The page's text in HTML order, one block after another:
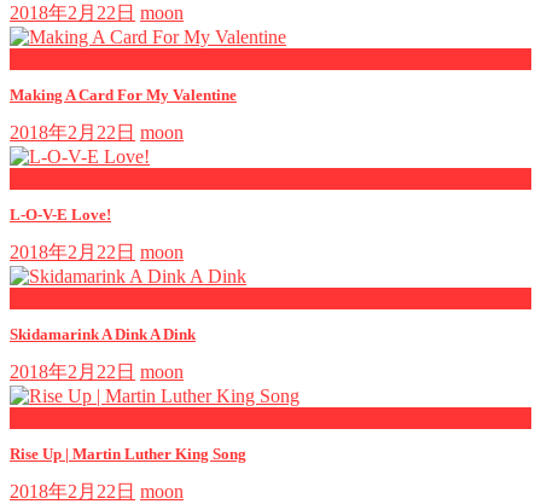
2018年2月22日 moon
Making A Card For My Valentine
2018年2月22日 moon
L-O-V-E Love!
2018年2月22日 moon
Skidamarink A Dink A Dink
2018年2月22日 moon
Rise Up | Martin Luther King Song
2018年2月22日 moon